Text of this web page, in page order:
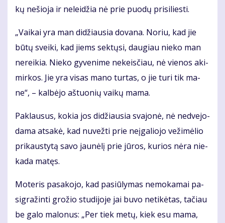
kų ne­šio­ja ir ne­lei­džia nė prie puo­dų pri­si­lies­ti.
„Vai­kai yra man di­džiau­sia do­va­na. No­riu, kad jie
bū­tų svei­ki, kad jiems sek­tų­si, dau­giau nie­ko man
ne­rei­kia. Nie­ko gy­ve­ni­me ne­keis­čiau, nė vie­nos aki­
mir­kos. Jie yra vi­sas ma­no tur­tas, o jie tu­ri tik ma­
ne“, – kal­bė­jo aš­tuo­nių vai­kų ma­ma.
Pa­klau­sus, ko­kia jos di­džiau­sia sva­jo­nė, nė ne­dve­jo­
da­ma at­sa­kė, kad nu­vež­ti prie ne­įga­lio­jo ve­ži­mė­lio
pri­kaus­ty­tą sa­vo jau­nė­lį prie jū­ros, ku­rios nė­ra nie­
ka­da ma­tęs.
Mo­te­ris pa­sa­ko­jo, kad pa­siū­ly­mas ne­mo­ka­mai pa­
sig­ra­žin­ti gro­žio stu­di­jo­je jai bu­vo ne­ti­kė­tas, ta­čiau
be ga­lo ma­lo­nus: „Per tiek me­tų, kiek esu ma­ma,